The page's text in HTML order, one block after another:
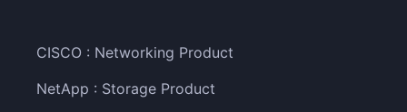
CISCO : Networking Product
NetApp : Storage Product